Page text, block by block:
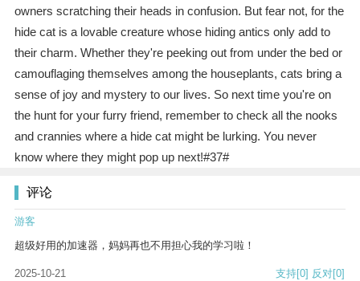
owners scratching their heads in confusion. But fear not, for the
hide cat is a lovable creature whose hiding antics only add to
their charm. Whether they're peeking out from under the bed or
camouflaging themselves among the houseplants, cats bring a
sense of joy and mystery to our lives. So next time you're on
the hunt for your furry friend, remember to check all the nooks
and crannies where a hide cat might be lurking. You never
know where they might pop up next!#37#
评论
游客
超级好用的加速器，妈妈再也不用担心我的学习啦！
2025-10-21 支持[0] 反对[0]